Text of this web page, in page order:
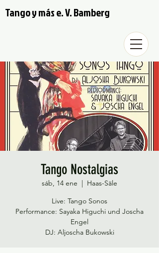
Tango y más e. V. Bamberg
Tango Nostalgias
sáb, 14 ene
  |
Haas-Säle
Live: Tango Sonos
Performance: Sayaka Higuchi und Joscha
Engel
DJ: Aljoscha Bukowski